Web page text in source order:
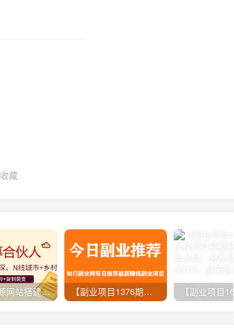
收藏
【虚拟资源网站搭建服务】加盟本站系统，做一个和本站一样的独立网站，躺赚的项目 【副业项目1376期】龟课最新闲鱼项目玩法实战教程_全新升级月收益几千到几万